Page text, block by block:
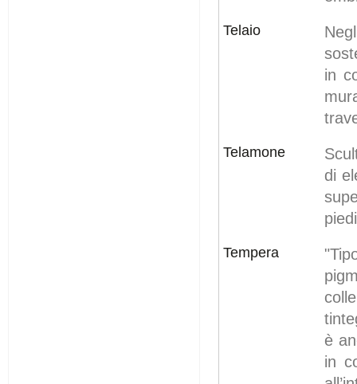
Telaio
in
Telamone
di
Tempera
è
in